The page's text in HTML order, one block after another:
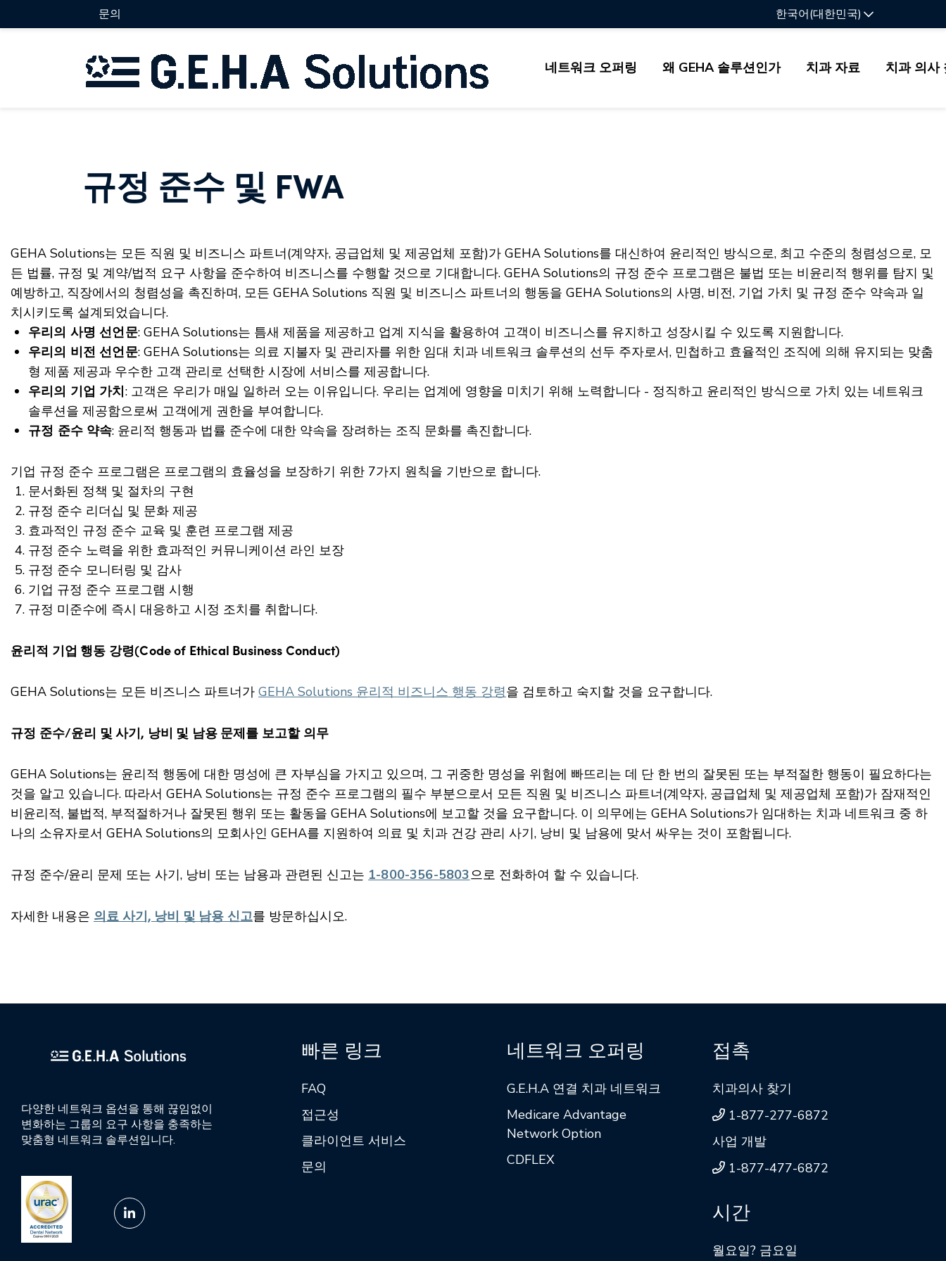
문의 한국어(대한민국)
네트워크 오퍼링 왜 GEHA 솔루션인가 치과 자료 치과 의사
규정 준수 및 FWA
GEHA Solutions는 모든 직원 및 비즈니스 파트너(계약자, 공급업체 및 제공업체 포함)가 GEHA Solutions를 대신하여 윤리적인 방식으로, 최고 수준의 청렴성으로, 모
든 법률, 규정 및 계약/법적 요구 사항을 준수하여 비즈니스를 수행할 것으로 기대합니다. GEHA Solutions의 규정 준수 프로그램은 불법 또는 비윤리적 행위를 탐지 및
예방하고, 직장에서의 청렴성을 촉진하며, 모든 GEHA Solutions 직원 및 비즈니스 파트너의 행동을 GEHA Solutions의 사명, 비전, 기업 가치 및 규정 준수 약속과 일
치시키도록 설계되었습니다.
우리의 사명 선언문: GEHA Solutions는 틈새 제품을 제공하고 업계 지식을 활용하여 고객이 비즈니스를 유지하고 성장시킬 수 있도록 지원합니다.
우리의 비전 선언문: GEHA Solutions는 의료 지불자 및 관리자를 위한 임대 치과 네트워크 솔루션의 선두 주자로서, 민첩하고 효율적인 조직에 의해 유지되는 맞춤
형 제품 제공과 우수한 고객 관리로 선택한 시장에 서비스를 제공합니다.
우리의 기업 가치: 고객은 우리가 매일 일하러 오는 이유입니다. 우리는 업계에 영향을 미치기 위해 노력합니다 - 정직하고 윤리적인 방식으로 가치 있는 네트워크
솔루션을 제공함으로써 고객에게 권한을 부여합니다.
규정 준수 약속: 윤리적 행동과 법률 준수에 대한 약속을 장려하는 조직 문화를 촉진합니다.
기업 규정 준수 프로그램은 프로그램의 효율성을 보장하기 위한 7가지 원칙을 기반으로 합니다.
문서화된 정책 및 절차의 구현
규정 준수 리더십 및 문화 제공
효과적인 규정 준수 교육 및 훈련 프로그램 제공
규정 준수 노력을 위한 효과적인 커뮤니케이션 라인 보장
규정 준수 모니터링 및 감사
기업 규정 준수 프로그램 시행
규정 미준수에 즉시 대응하고 시정 조치를 취합니다.
윤리적 기업 행동 강령(Code of Ethical Business Conduct)
GEHA Solutions는 모든 비즈니스 파트너가 GEHA Solutions 윤리적 비즈니스 행동 강령을 검토하고 숙지할 것을 요구합니다.
규정 준수/윤리 및 사기, 낭비 및 남용 문제를 보고할 의무
GEHA Solutions는 윤리적 행동에 대한 명성에 큰 자부심을 가지고 있으며, 그 귀중한 명성을 위험에 빠뜨리는 데 단 한 번의 잘못된 또는 부적절한 행동이 필요하다는
것을 알고 있습니다. 따라서 GEHA Solutions는 규정 준수 프로그램의 필수 부분으로서 모든 직원 및 비즈니스 파트너(계약자, 공급업체 및 제공업체 포함)가 잠재적인
비윤리적, 불법적, 부적절하거나 잘못된 행위 또는 활동을 GEHA Solutions에 보고할 것을 요구합니다. 이 의무에는 GEHA Solutions가 임대하는 치과 네트워크 중 하
나의 소유자로서 GEHA Solutions의 모회사인 GEHA를 지원하여 의료 및 치과 건강 관리 사기, 낭비 및 남용에 맞서 싸우는 것이 포함됩니다.
규정 준수/윤리 문제 또는 사기, 낭비 또는 남용과 관련된 신고는 1-800-356-5803으로 전화하여 할 수 있습니다.
자세한 내용은 의료 사기, 낭비 및 남용 신고를 방문하십시오.
다양한 네트워크 옵션을 통해 끊임없이
변화하는 그룹의 요구 사항을 충족하는
맞춤형 네트워크 솔루션입니다.
빠른 링크
FAQ
접근성
클라이언트 서비스
문의
네트워크 오퍼링
G.E.H.A 연결 치과 네트워크
Medicare Advantage
Network Option
CDFLEX
접촉
치과의사 찾기
1-877-277-6872
사업 개발
1-877-477-6872
시간
월요일? 금요일